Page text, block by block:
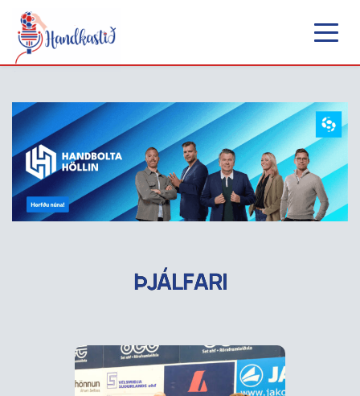
ÞJÁLFARI